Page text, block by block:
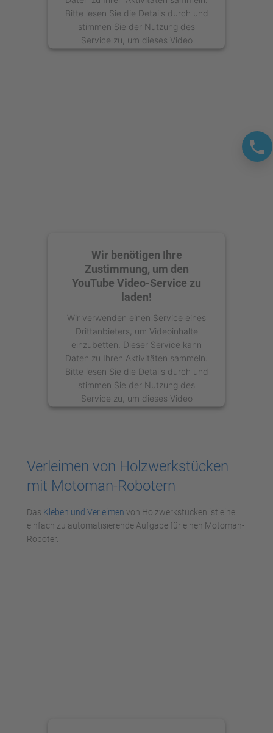
Bitte lesen Sie die Details durch und
stimmen Sie der Nutzung des
Service zu, um dieses Video
anzusehen.
Wir benötigen Ihre
Zustimmung, um den
YouTube Video-Service zu
laden!
Wir verwenden einen Service eines
Drittanbieters, um Videoinhalte
einzubetten. Dieser Service kann
Daten zu Ihren Aktivitäten sammeln.
Bitte lesen Sie die Details durch und
stimmen Sie der Nutzung des
Service zu, um dieses Video
anzusehen.
Management Platform
Verleimen von Holzwerkstücken
mit Motoman-Robotern
Das Kleben und Verleimen von Holzwerkstücken ist eine
einfach zu automatisierende Aufgabe für einen Motoman-
Roboter.